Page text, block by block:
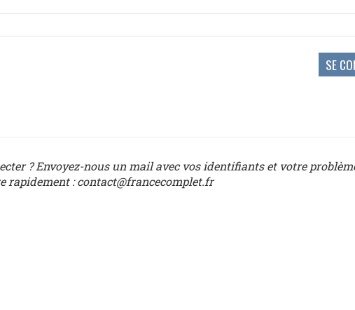
? Envoyez-nous un mail avec vos identifiants et votre
rapidement : contact@francecomplet.fr